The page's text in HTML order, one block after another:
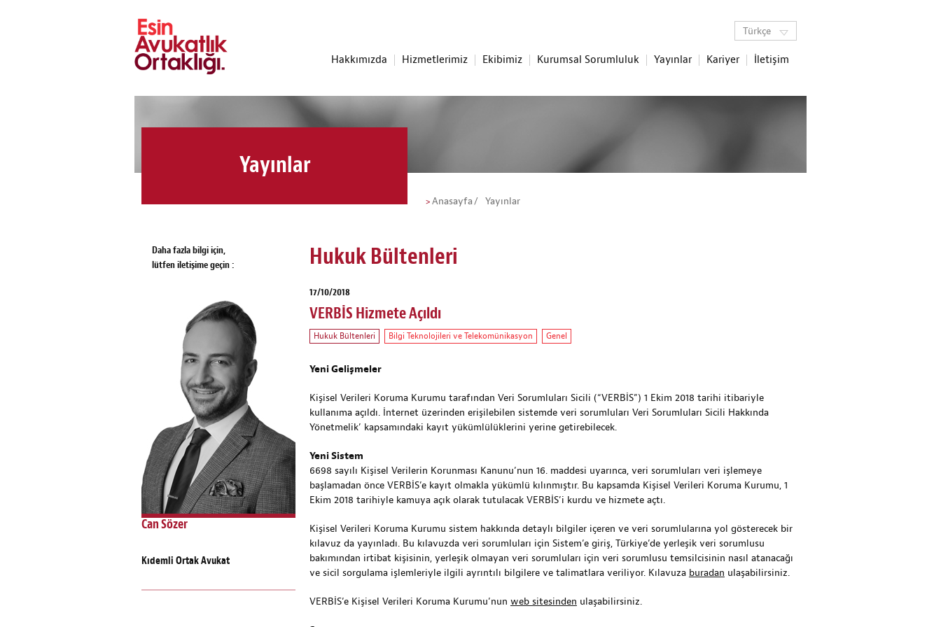
Türkçe
Hakkımızda Hizmetlerimiz Ekibimiz Kurumsal Sorumluluk Yayınlar Kariyer İletişim
Anasayfa Yayınlar
Yayınlar
Daha fazla bilgi için,
lütfen iletişime geçin :
Can Sözer
Kıdemli Ortak Avukat
Hukuk Bültenleri
17/10/2018
VERBİS Hizmete Açıldı
Hukuk Bültenleri Bilgi Teknolojileri ve Telekomünikasyon Genel
Yeni Gelişmeler
Kişisel Verileri Koruma Kurumu tarafından Veri Sorumluları Sicili (“VERBİS”) 1 Ekim 2018 tarihi itibariyle
kullanıma açıldı. İnternet üzerinden erişilebilen sistemde veri sorumluları Veri Sorumluları Sicili Hakkında
Yönetmelik’ kapsamındaki kayıt yükümlülüklerini yerine getirebilecek.
Yeni Sistem
6698 sayılı Kişisel Verilerin Korunması Kanunu’nun 16. maddesi uyarınca, veri sorumluları veri işlemeye
başlamadan önce VERBİS’e kayıt olmakla yükümlü kılınmıştır. Bu kapsamda Kişisel Verileri Koruma Kurumu, 1
Ekim 2018 tarihiyle kamuya açık olarak tutulacak VERBİS’i kurdu ve hizmete açtı.
Kişisel Verileri Koruma Kurumu sistem hakkında detaylı bilgiler içeren ve veri sorumlularına yol gösterecek bir
kılavuz da yayınladı. Bu kılavuzda veri sorumluları için Sistem’e giriş, Türkiye’de yerleşik veri sorumlusu
bakımından irtibat kişisinin, yerleşik olmayan veri sorumluları için veri sorumlusu temsilcisinin nasıl atanacağı
ve sicil sorgulama işlemleriyle ilgili ayrıntılı bilgilere ve talimatlara veriliyor. Kılavuza buradan ulaşabilirsiniz.
VERBİS’e Kişisel Verileri Koruma Kurumu’nun web sitesinden ulaşabilirsiniz.